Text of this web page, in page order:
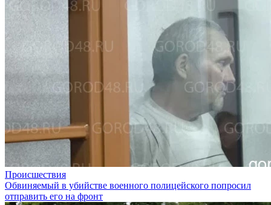
Происшествия
Обвиняемый в убийстве военного полицейского попросил
отправить его на фронт